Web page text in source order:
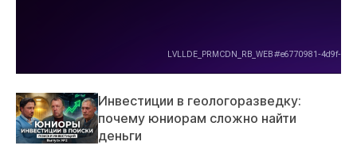
Инвестиции в геологоразведку:
почему юниорам сложно найти
деньги